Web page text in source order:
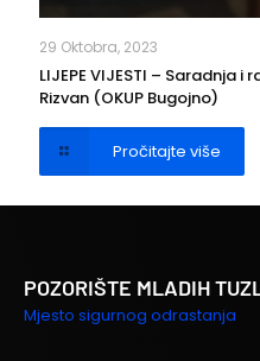
29 Oktobra, 2023
LIJEPE VIJESTI – Saradnja
Rizvan (OKUP Bugojno)
Pročitajte više
POZORIŠTE MLADIH
Mjesto sigurnog odrastanja